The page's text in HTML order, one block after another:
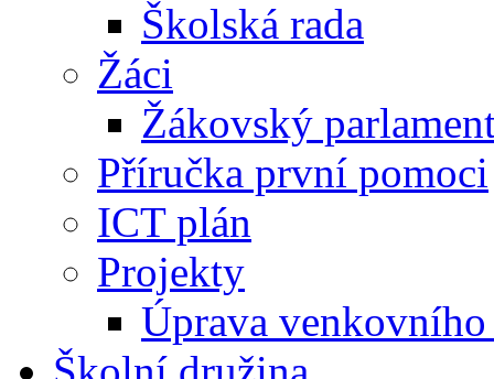
Školská rada
Žáci
Žákovský
Příručka první pomoci
ICT plán
Projekty
Úprava